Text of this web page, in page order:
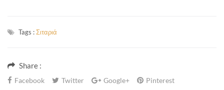
Tags :Σιταριά
Share :
Facebook Twitter Google+
Pinterest